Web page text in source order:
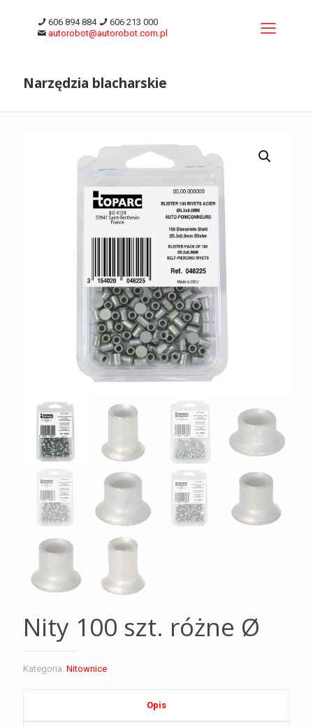
606 894 884
606 213 000
autorobot@autorobot.com.pl
Narzędzia blacharskie
Nity 100 szt. różne Ø
Kategoria: Nitownice
Opis